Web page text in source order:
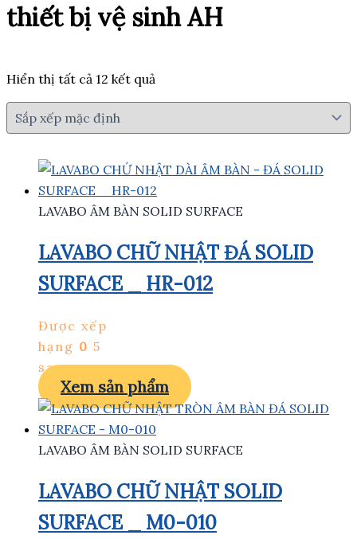
thiết bị vệ sinh AH
Hiển thị tất cả 12 kết quả
LAVABO ÂM BÀN SOLID SURFACE
LAVABO CHỮ NHẬT ĐÁ SOLID
SURFACE _ HR-012
Được xếp
hạng 0 5
sao
Xem sản phẩm
LAVABO ÂM BÀN SOLID SURFACE
LAVABO CHỮ NHẬT SOLID
SURFACE _ M0-010